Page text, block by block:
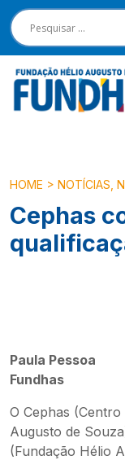
HOME > NOTÍCIAS
Cephas
Paula Pessoa
Fundhas
O Cephas
Augusto de
(Fundação Hélio